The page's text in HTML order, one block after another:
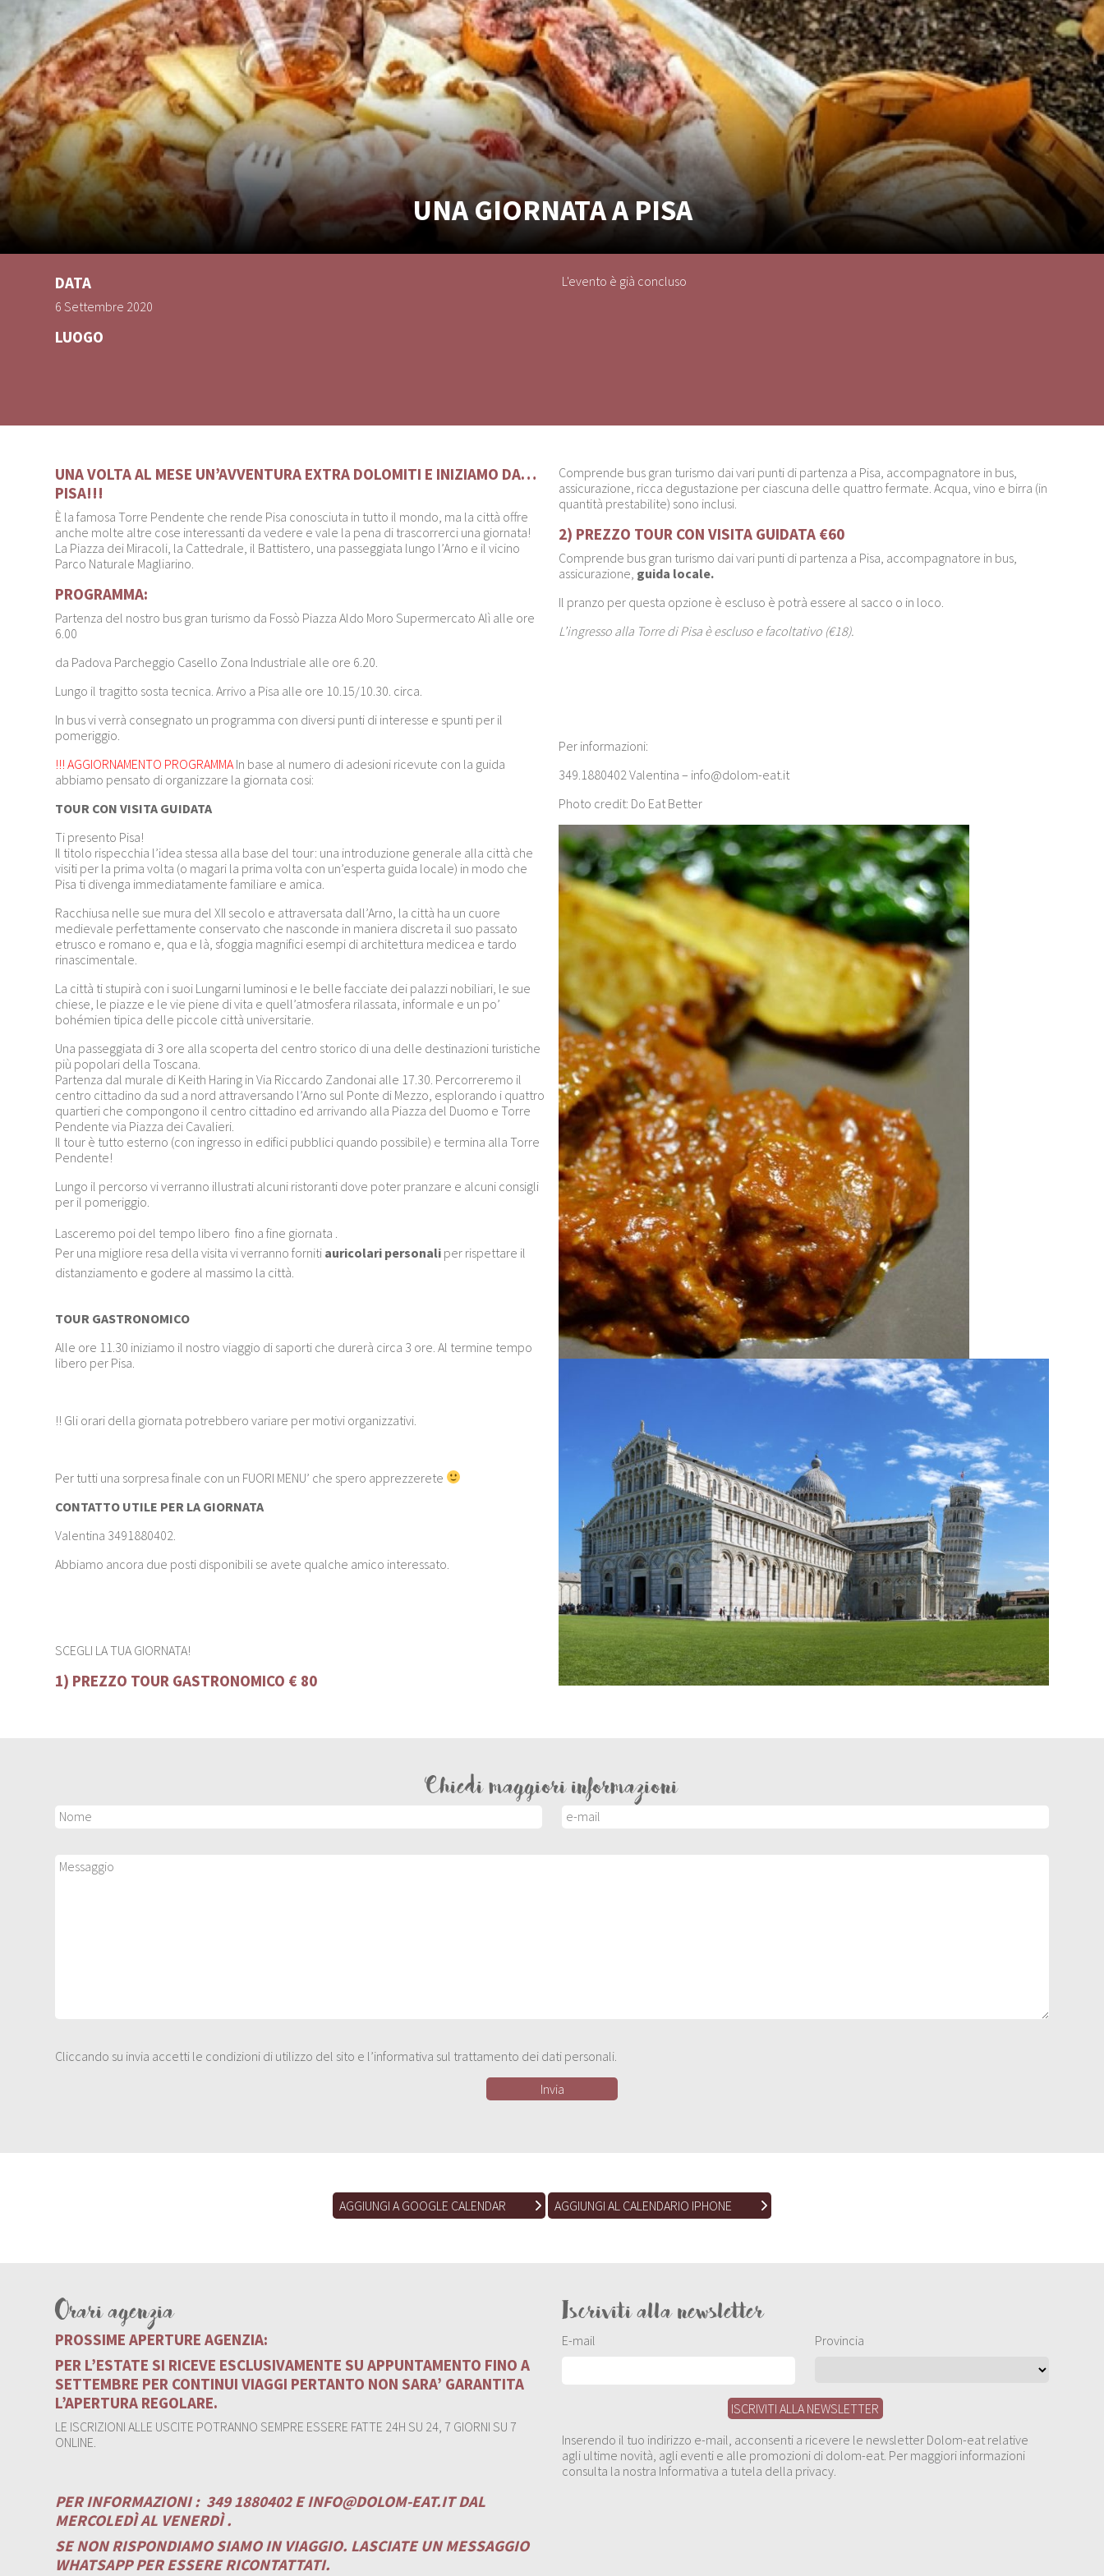
UNA GIORNATA A PISA
DATA
6 Settembre 2020
LUOGO
L'evento è già concluso
UNA VOLTA AL MESE UN’AVVENTURA EXTRA DOLOMITI E INIZIAMO DA…
PISA!!!
È la famosa Torre Pendente che rende Pisa conosciuta in tutto il mondo, ma la città offre
anche molte altre cose interessanti da vedere e vale la pena di trascorrerci una giornata!
La Piazza dei Miracoli, la Cattedrale, il Battistero, una passeggiata lungo l’Arno e il vicino
Parco Naturale Magliarino.
PROGRAMMA:
Partenza del nostro bus gran turismo da Fossò Piazza Aldo Moro Supermercato Alì alle ore
6.00
da Padova Parcheggio Casello Zona Industriale alle ore 6.20.
Lungo il tragitto sosta tecnica. Arrivo a Pisa alle ore 10.15/10.30. circa.
In bus vi verrà consegnato un programma con diversi punti di interesse e spunti per il
pomeriggio.
!!! AGGIORNAMENTO PROGRAMMA In base al numero di adesioni ricevute con la guida
abbiamo pensato di organizzare la giornata cosi:
TOUR CON VISITA GUIDATA
Ti presento Pisa!
Il titolo rispecchia l’idea stessa alla base del tour: una introduzione generale alla città che
visiti per la prima volta (o magari la prima volta con un’esperta guida locale) in modo che
Pisa ti divenga immediatamente familiare e amica.
Racchiusa nelle sue mura del XII secolo e attraversata dall’Arno, la città ha un cuore
medievale perfettamente conservato che nasconde in maniera discreta il suo passato
etrusco e romano e, qua e là, sfoggia magnifici esempi di architettura medicea e tardo
rinascimentale.
La città ti stupirà con i suoi Lungarni luminosi e le belle facciate dei palazzi nobiliari, le sue
chiese, le piazze e le vie piene di vita e quell’atmosfera rilassata, informale e un po’
bohémien tipica delle piccole città universitarie.
Una passeggiata di 3 ore alla scoperta del centro storico di una delle destinazioni turistiche
più popolari della Toscana.
Partenza dal murale di Keith Haring in Via Riccardo Zandonai alle 17.30. Percorreremo il
centro cittadino da sud a nord attraversando l’Arno sul Ponte di Mezzo, esplorando i quattro
quartieri che compongono il centro cittadino ed arrivando alla Piazza del Duomo e Torre
Pendente via Piazza dei Cavalieri.
Il tour è tutto esterno (con ingresso in edifici pubblici quando possibile) e termina alla Torre
Pendente!
Lungo il percorso vi verranno illustrati alcuni ristoranti dove poter pranzare e alcuni consigli
per il pomeriggio.
Lasceremo poi del tempo libero fino a fine giornata .
Per una migliore resa della visita vi verranno forniti auricolari personali per rispettare il
distanziamento e godere al massimo la città.
TOUR GASTRONOMICO
Alle ore 11.30 iniziamo il nostro viaggio di saporti che durerà circa 3 ore. Al termine tempo
libero per Pisa.
!! Gli orari della giornata potrebbero variare per motivi organizzativi.
Per tutti una sorpresa finale con un FUORI MENU’ che spero apprezzerete
CONTATTO UTILE PER LA GIORNATA
Valentina 3491880402.
Abbiamo ancora due posti disponibili se avete qualche amico interessato.
SCEGLI LA TUA GIORNATA!
1) PREZZO TOUR GASTRONOMICO € 80
Comprende bus gran turismo dai vari punti di partenza a Pisa, accompagnatore in bus,
assicurazione, ricca degustazione per ciascuna delle quattro fermate. Acqua, vino e birra (in
quantità prestabilite) sono inclusi.
2) PREZZO TOUR CON VISITA GUIDATA €60
Comprende bus gran turismo dai vari punti di partenza a Pisa, accompagnatore in bus,
assicurazione, guida locale.
Il pranzo per questa opzione è escluso è potrà essere al sacco o in loco.
L’ingresso alla Torre di Pisa è escluso e facoltativo (€18).
Per informazioni:
349.1880402 Valentina – info@dolom-eat.it
Photo credit: Do Eat Better
Chiedi maggiori informazioni
Cliccando su invia accetti le condizioni di utilizzo del sito e l’informativa sul trattamento dei dati personali.
AGGIUNGI A GOOGLE CALENDAR AGGIUNGI AL CALENDARIO IPHONE
Orari agenzia
PROSSIME APERTURE AGENZIA:
PER L’ESTATE SI RICEVE ESCLUSIVAMENTE SU APPUNTAMENTO FINO A
SETTEMBRE PER CONTINUI VIAGGI PERTANTO NON SARA’ GARANTITA
L’APERTURA REGOLARE.
LE ISCRIZIONI ALLE USCITE POTRANNO SEMPRE ESSERE FATTE 24H SU 24, 7 GIORNI SU 7
ONLINE.
PER INFORMAZIONI : 349 1880402 EINFO@DOLOM-EAT.ITDAL
MERCOLEDÌ AL VENERDÌ .
SE NON RISPONDIAMO SIAMO IN VIAGGIO. LASCIATE UN MESSAGGIO
WHATSAPP PER ESSERE RICONTATTATI.
Iscriviti alla newsletter
E-mail Provincia
Inserendo il tuo indirizzo e-mail, acconsenti a ricevere le newsletter Dolom-eat relative
agli ultime novità, agli eventi e alle promozioni di dolom-eat. Per maggiori informazioni
consulta la nostra Informativa a tutela della privacy.